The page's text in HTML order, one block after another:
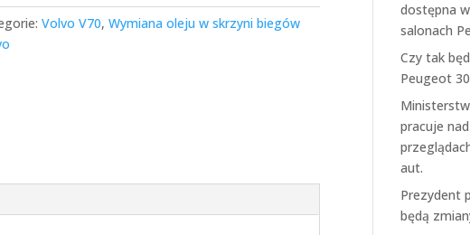
Volvo V70,Wymiana oleju w skrzyni biegów
dostępna
salonach
Czy tak
Peugeot
pracuje
aut.
Prezydent
będą